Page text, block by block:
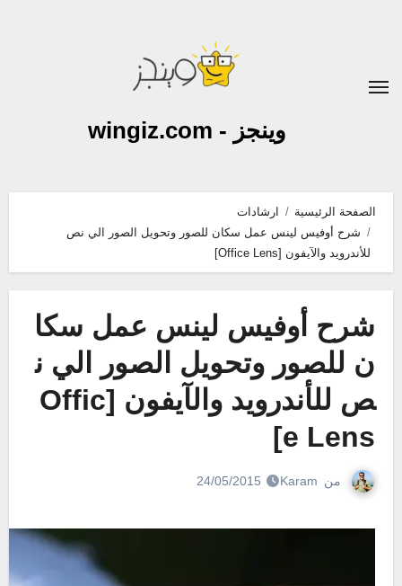
وينجز - wingiz.com
الصفحة الرئيسية
ارشادات
شرح أوفيس لينس عمل سكان للصور وتحويل الصور الي نص
للأندرويد والآيفون [Office Lens]
شرح أوفيس لينس عمل سكا
ن للصور وتحويل الصور الي ن
ص للأندرويد والآيفون [Offic
e Lens]
من Karam
24/05/2015